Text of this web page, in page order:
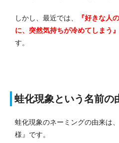
しかし、最近では、
『好きな人
に、突然気持ちが冷めてしまう』
す。
蛙化現象という名前の
蛙化現象のネーミングの由来は
様』です。